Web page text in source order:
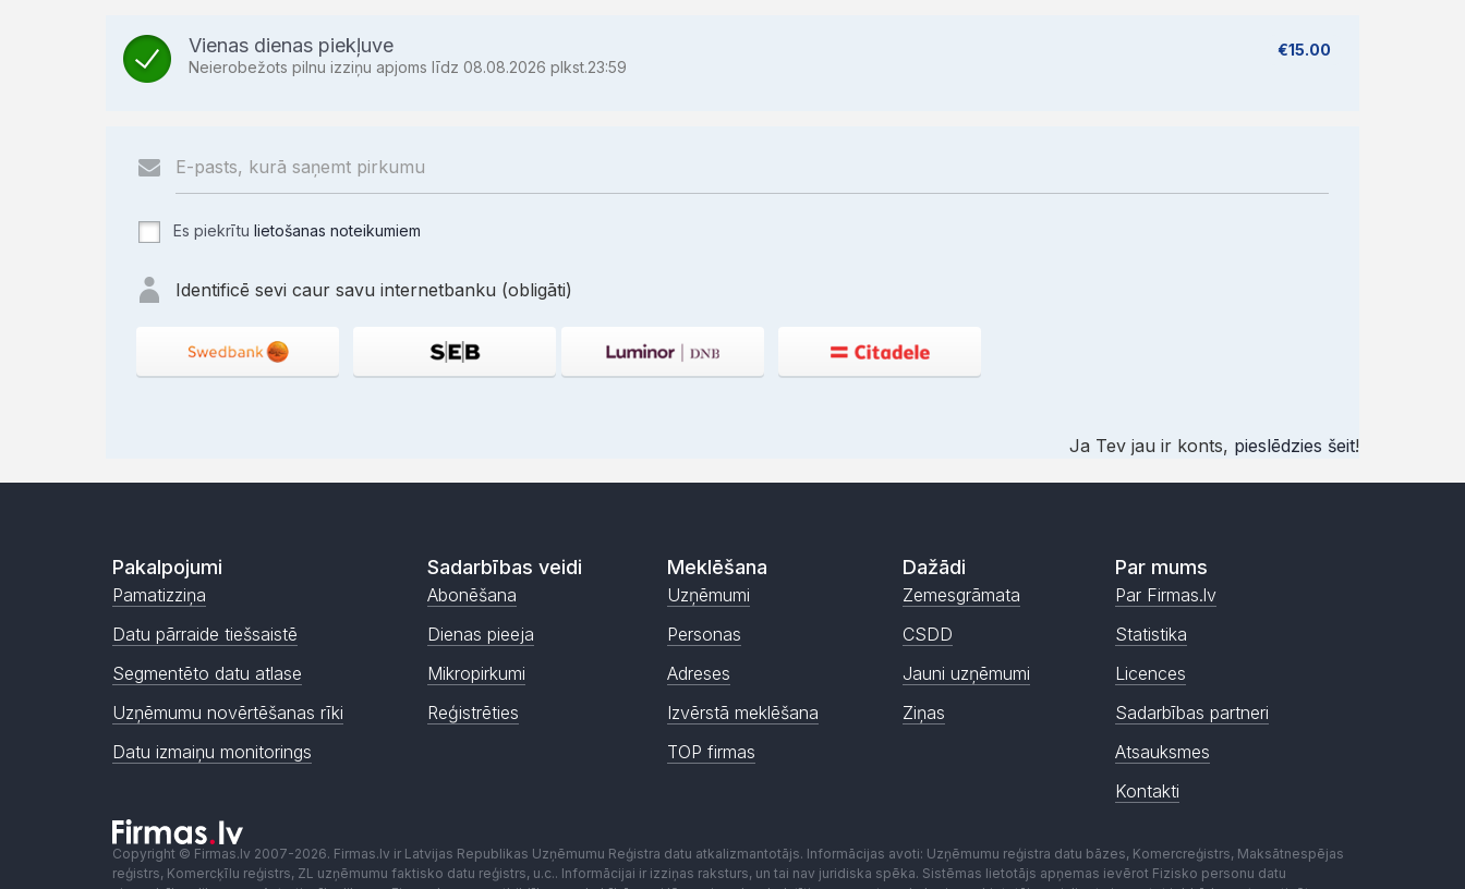
€15.00
Vienas dienas piekļuve
Neierobežots pilnu izziņu apjoms līdz 08.08.2026 plkst.23:59
Es piekrītu lietošanas noteikumiem
Identificē sevi caur savu internetbanku (obligāti)
Ja Tev jau ir konts, pieslēdzies šeit!
Pakalpojumi
Pamatizziņa
Datu pārraide tiešsaistē
Segmentēto datu atlase
Uzņēmumu novērtēšanas rīki
Datu izmaiņu monitorings
Sadarbības veidi
Abonēšana
Dienas pieeja
Mikropirkumi
Reģistrēties
Meklēšana
Uzņēmumi
Personas
Adreses
Izvērstā meklēšana
TOP firmas
Dažādi
Zemesgrāmata
CSDD
Jauni uzņēmumi
Ziņas
Par mums
Par Firmas.lv
Statistika
Licences
Sadarbības partneri
Atsauksmes
Kontakti
Copyright © Firmas.lv 2007-2026. Firmas.lv ir Latvijas Republikas Uzņēmumu Reģistra datu atkalizmantotājs. Informācijas avoti: Uzņēmumu reģistra datu bāzes, Komercreģistrs, Maksātnespējas
reģistrs, Komercķīlu reģistrs, ZL uzņēmumu faktisko datu reģistrs, u.c.. Informācijai ir izziņas raksturs, un tai nav juridiska spēka. Sistēmas lietotājs apņemas ievērot Fizisko personu datu